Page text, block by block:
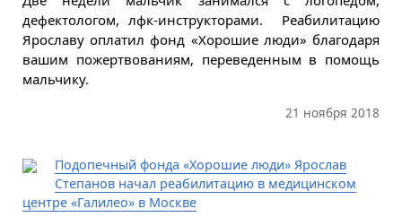
дефектологом, лфк-инструкторами. Реабилитацию
Ярославу оплатил фонд «Хорошие люди» благодаря
вашим пожертвованиям, переведенным в помощь
мальчику.
21 ноября 2018
Подопечный фонда «Хорошие люди» Ярослав
Степанов начал реабилитацию в медицинском
центре «Галилео» в Москве